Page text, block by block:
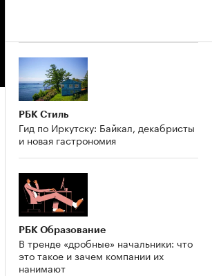
РБК Стиль
Гид по Иркутску: Байкал, декабристы
и новая гастрономия
РБК Образование
В тренде «дробные» начальники: что
это такое и зачем компании их
нанимают